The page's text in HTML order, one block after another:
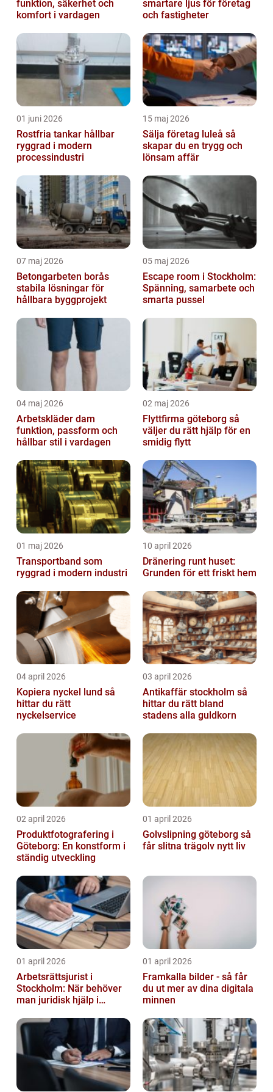
funktion, säkerhet och
komfort i vardagen
smartare ljus för företag
och fastigheter
01 juni 2026
Rostfria tankar hållbar
ryggrad i modern
processindustri
15 maj 2026
Sälja företag luleå så
skapar du en trygg och
lönsam affär
07 maj 2026
Betongarbeten borås
stabila lösningar för
hållbara byggprojekt
05 maj 2026
Escape room i Stockholm:
Spänning, samarbete och
smarta pussel
04 maj 2026
Arbetskläder dam
funktion, passform och
hållbar stil i vardagen
02 maj 2026
Flyttfirma göteborg så
väljer du rätt hjälp för en
smidig flytt
01 maj 2026
Transportband som
ryggrad i modern industri
10 april 2026
Dränering runt huset:
Grunden för ett friskt hem
04 april 2026
Kopiera nyckel lund så
hittar du rätt
nyckelservice
03 april 2026
Antikaffär stockholm så
hittar du rätt bland
stadens alla guldkorn
02 april 2026
Produktfotografering i
Göteborg: En konstform i
ständig utveckling
01 april 2026
Golvslipning göteborg så
får slitna trägolv nytt liv
01 april 2026
Arbetsrättsjurist i
Stockholm: När behöver
man juridisk hjälp i
01 april 2026
Framkalla bilder - så får
du ut mer av dina digitala
minnen